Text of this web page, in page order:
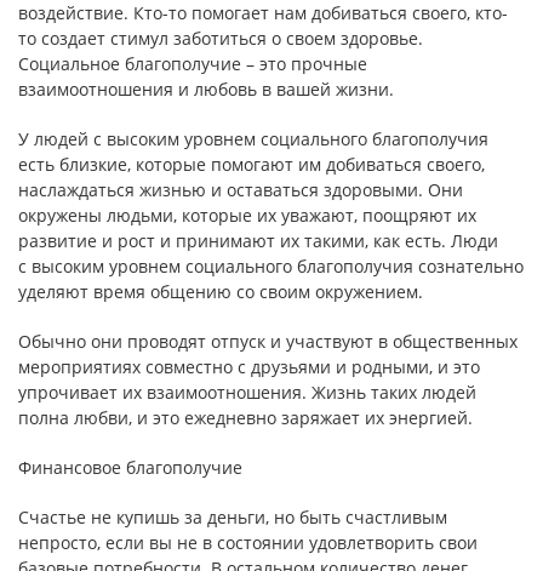
воздействие. Кто-то помогает нам добиваться своего, кто-
то создает стимул заботиться о своем здоровье.
Социальное благополучие – это прочные
взаимоотношения и любовь в вашей жизни.
У людей с высоким уровнем социального благополучия
есть близкие, которые помогают им добиваться своего,
наслаждаться жизнью и оставаться здоровыми. Они
окружены людьми, которые их уважают, поощряют их
развитие и рост и принимают их такими, как есть. Люди
с высоким уровнем социального благополучия сознательно
уделяют время общению со своим окружением.
Обычно они проводят отпуск и участвуют в общественных
мероприятиях совместно с друзьями и родными, и это
упрочивает их взаимоотношения. Жизнь таких людей
полна любви, и это ежедневно заряжает их энергией.
Финансовое благополучие
Счастье не купишь за деньги, но быть счастливым
непросто, если вы не в состоянии удовлетворить свои